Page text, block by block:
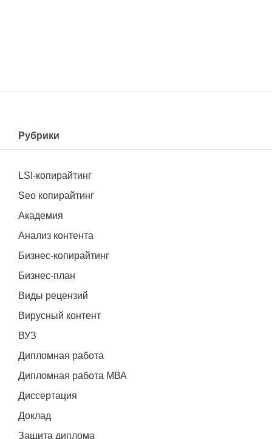
Рубрики
LSI-копирайтинг
Seo копирайтинг
Академия
Анализ контента
Бизнес-копирайтинг
Бизнес-план
Виды рецензий
Вирусный контент
ВУЗ
Дипломная работа
Дипломная работа МВА
Диссертация
Доклад
Защита диплома